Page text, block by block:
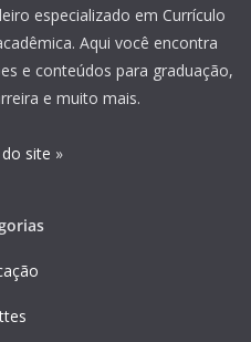
especializado em Currículo
Aqui você encontra
e conteúdos para graduação,
e muito mais.
site »